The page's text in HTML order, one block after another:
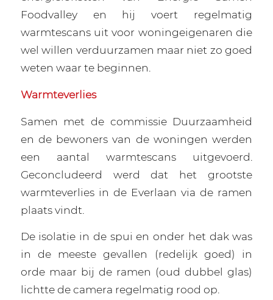
Foodvalley en hij voert regelmatig
warmtescans uit voor woningeigenaren die
wel willen verduurzamen maar niet zo goed
weten waar te beginnen.
Warmteverlies
Samen met de commissie Duurzaamheid
en de bewoners van de woningen werden
een aantal warmtescans uitgevoerd.
Geconcludeerd werd dat het grootste
warmteverlies in de Everlaan via de ramen
plaats vindt.
De isolatie in de spui en onder het dak was
in de meeste gevallen (redelijk goed) in
orde maar bij de ramen (oud dubbel glas)
lichtte de camera regelmatig rood op.